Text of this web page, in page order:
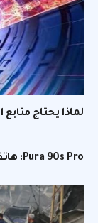
لماذا يحتاج
Pura 90s Pro: هاتف يجمع التصوير الفائق والبطارية الطويلة